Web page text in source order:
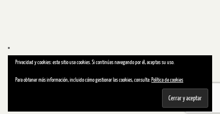
Privacidad y cookies: este sitio usa cookies. Si continúas navegando por él, aceptas su uso.
Para obtener más información, incluido cómo gestionar las cookies, consulta: Política de cookies